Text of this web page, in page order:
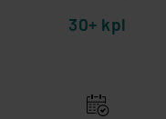
30+ kpl